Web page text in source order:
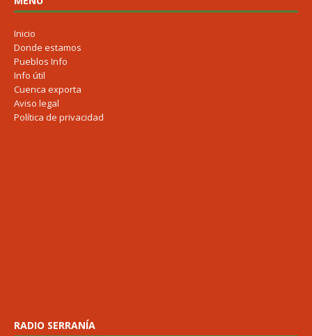
Inicio
Donde estamos
Pueblos Info
Info útil
Cuenca exporta
Aviso legal
Política de privacidad
RADIO SERRANÍA